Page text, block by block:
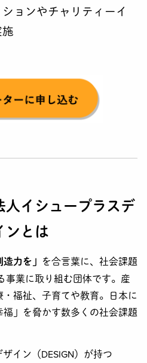
ョンやチャリティーイ
イシュープラスデ
ンとは
力を」 を合言葉に、社会課題
事業に取り組む団体です。産
福祉、子育てや教育。日本に
」を脅かす数多くの社会課題
イン（DESIGN）が持つ